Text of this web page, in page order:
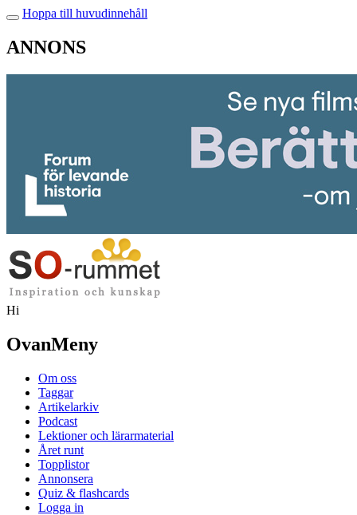
Hoppa till huvudinnehåll
ANNONS
Hi
OvanMeny
Om oss
Taggar
Artikelarkiv
Podcast
Lektioner och lärarmaterial
Året runt
Topplistor
Annonsera
Quiz & flashcards
Logga in